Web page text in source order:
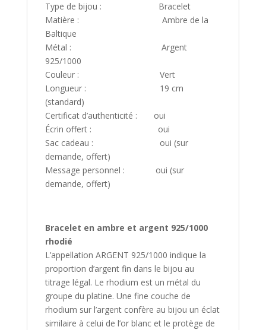
Type de bijou : Bracelet
Matière : Ambre de la
Baltique
Métal : Argent
925/1000
Couleur : Vert
Longueur : 19 cm
(standard)
Certificat d’authenticité : oui
Écrin offert : oui
Sac cadeau : oui (sur
demande, offert)
Message personnel : oui (sur
demande, offert)
Bracelet en ambre et argent 925/1000
rhodié
L’appellation ARGENT 925/1000 indique la
proportion d’argent fin dans le bijou au
titrage légal. Le rhodium est un métal du
groupe du platine. Une fine couche de
rhodium sur l’argent confère au bijou un éclat
similaire à celui de l’or blanc et le protège de